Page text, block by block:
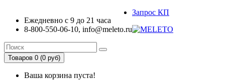
Ежедневно с 9 до 21 часа
8-800-550-06-10, info@meleto.ru
Запрос КП
Товаров 0 (0 pуб)
Ваша корзина пуста!